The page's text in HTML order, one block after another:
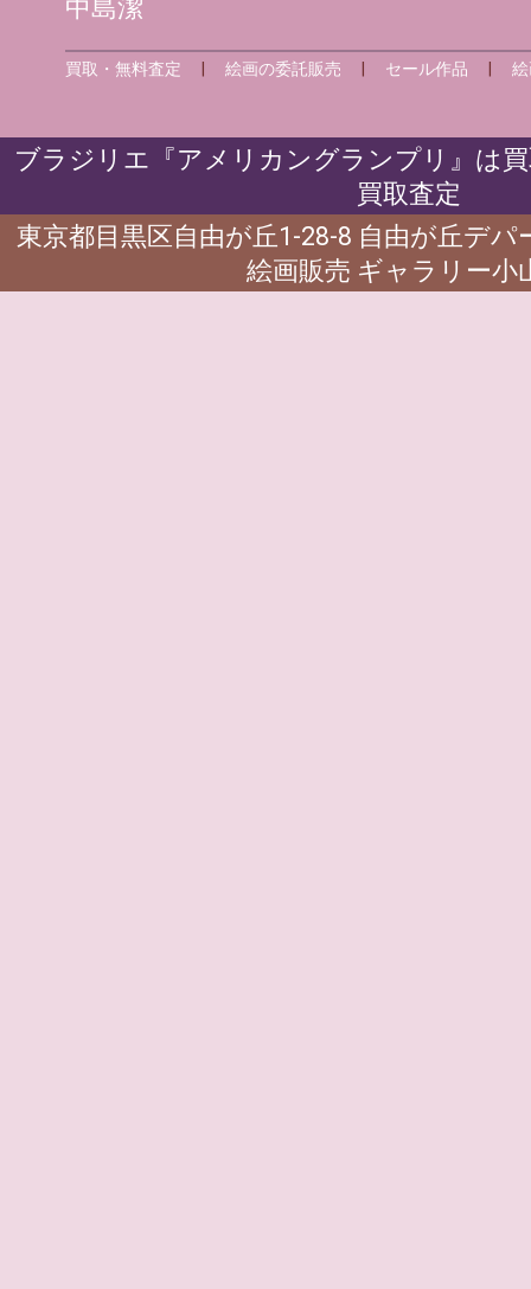
中島潔
買取・無料査定 |絵画の委託販売 セール作品 |
ブラジリエ『アメリカングランプリ』は
買取査定
東京都目黒区自由が丘1-28-8 自由が丘デ
絵画販売 ギャラリー小